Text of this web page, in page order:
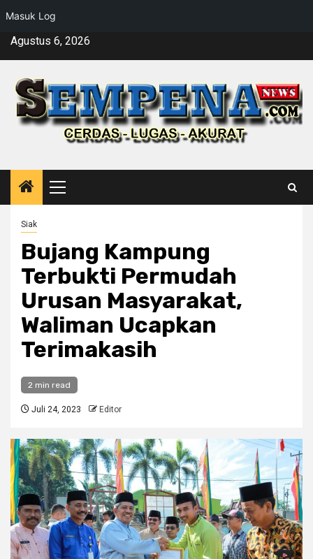
Masuk Log
SkipAgustus 6, 2026
Primary
Menu
Siak
Bujang Kampung
Terbukti Permudah
Urusan Masyarakat,
Waliman Ucapkan
Terimakasih
2 min read
Juli 24, 2023 Editor